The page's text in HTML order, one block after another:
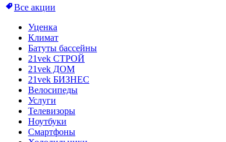
Все акции
Уценка
Климат
Батуты бассейны
21vek СТРОЙ
21vek ДОМ
21vek БИЗНЕС
Велосипеды
Услуги
Телевизоры
Ноутбуки
Смартфоны